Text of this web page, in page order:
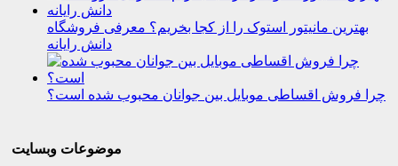
بهترین مانیتور استوک را از کجا بخریم؟ معرفی فروشگاه
دانش رایانه
چرا فروش اقساطی موبایل بین جوانان محبوب شده است؟
موضوعات وبسایت